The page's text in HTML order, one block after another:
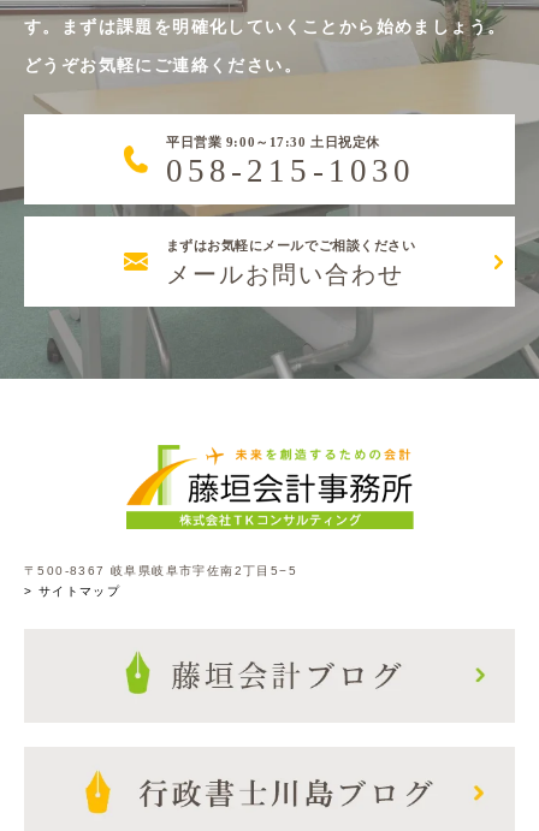
す。まずは課題を明確化していくことから始めましょう。
どうぞお気軽にご連絡ください。
平日営業 9:00～17:30 土日祝定休
058-215-1030
まずはお気軽にメールでご相談ください
メールお問い合わせ
〒500-8367 岐阜県岐阜市宇佐南2丁目5−5
> サイトマップ